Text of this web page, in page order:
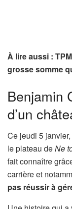
À lire aussi :
grosse somme
Benjamin
d’un
Ce jeudi 5
le plateau deNe
fait connaître
carrière et
pas réussir à